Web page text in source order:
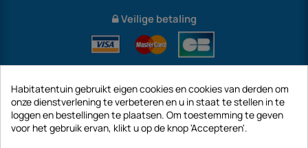
Veilige betaling
Habitatentuin gebruikt eigen cookies en cookies van derden om
onze dienstverlening te verbeteren en u in staat te stellen in te
loggen en bestellingen te plaatsen. Om toestemming te geven
voor het gebruik ervan, klikt u op de knop 'Accepteren'.